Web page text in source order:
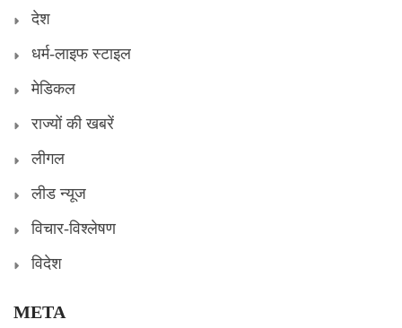
देश
धर्म-लाइफ स्टाइल
मेडिकल
राज्यों की खबरें
लीगल
लीड न्यूज
विचार-विश्लेषण
विदेश
META